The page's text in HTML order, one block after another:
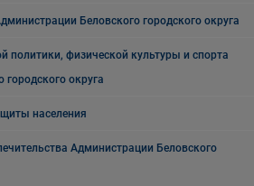
Беловского городского округа
политики, физической культуры и спорта
округа
населения
Администрации Беловского